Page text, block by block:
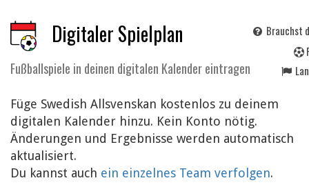
Digitaler Spielplan
Fußballspiele in deinen digitalen Kalender eintragen
Brauchst
Füge Swedish Allsvenskan kostenlos zu deinem
digitalen Kalender hinzu. Kein Konto nötig.
Änderungen und Ergebnisse werden automatisch
aktualisiert.
Du kannst auch ein einzelnes Team verfolgen.